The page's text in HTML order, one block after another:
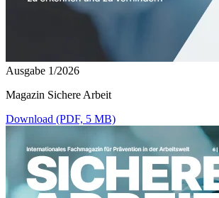
Ausgabe 1/2026
Magazin Sichere Arbeit
Download (PDF, 5 MB)